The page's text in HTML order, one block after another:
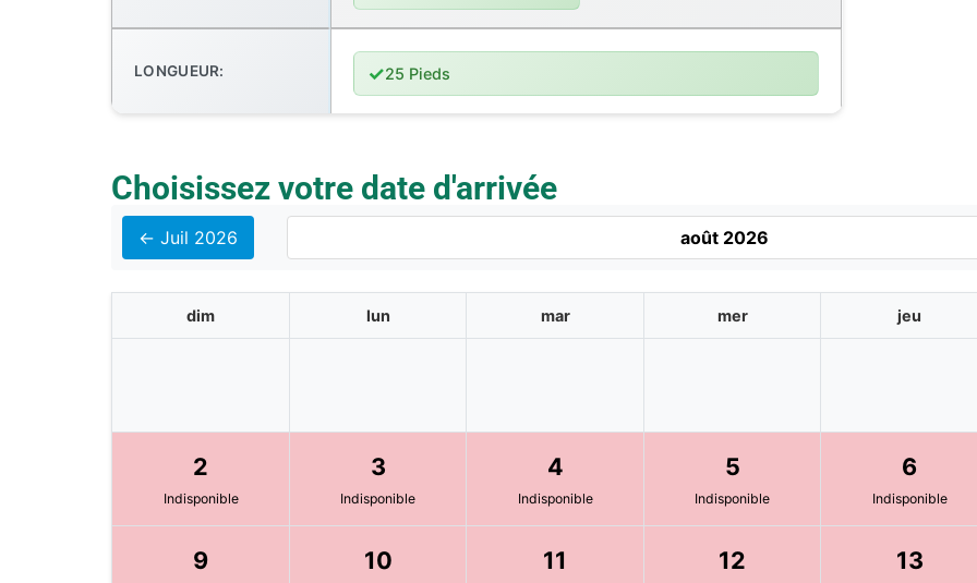
LONGUEUR: ✓25 Pieds
Choisissez votre date d'arrivée
← Juil 2026
dim lun mar mer jeu
2
Indisponible
3
Indisponible
4
Indisponible
5
Indisponible
6
Indisponible
9 10 11 12 13